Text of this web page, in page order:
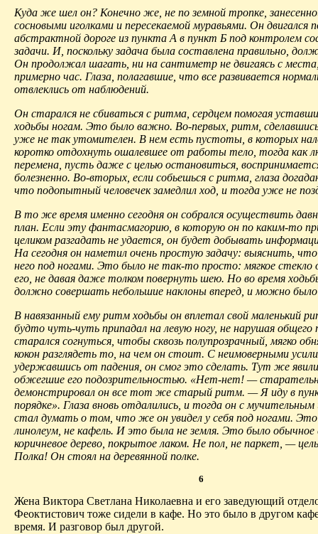
Куда же шел он? Конечно же, не по земной тропке,
сосновыми иголками и пересекаемой муравьями. Он двигался
абстрактной дороге из пункта А в пункт Б под контролем
задачи. И, поскольку задача была составлена правильно,
Он продолжал шагать, ни на сантиметр не двигаясь с
примерно час. Глаза, полагавшие, что все развивается
отвлеклись от наблюдений.
Он старался не сбиваться с ритма, сердцем помогая
ходьбы ногам. Это было важно. Во-первых, ритм,
уже не так утомителен. В нем есть пустоты, в которых
коротко отдохнуть ошалевшее от работы тело, тогда как
перемена, пусть даже с целью остановиться,
болезненно. Во-вторых, если собьешься с ритма, глаза
что подопытный человечек замедлил ход, и тогда уже не
В то же время именно сегодня он собрался осуществить
план. Если эту фантасмагорию, в которую он по каким-то
целиком разгадать не удается, он будет добывать
На сегодня он наметил очень простую задачу: выяснить,
него под ногами. Это было не так-то просто: мягкое стекло
его, не давая даже толком повернуть шею. Но во время
должно совершать небольшие наклоны вперед, и можно
В навязанный ему ритм ходьбы он вплетал свой маленький
будто чуть-чуть припадал на левую ногу, не нарушая общего
старался согнуться, чтобы сквозь полупрозрачный, мягко
кокон разглядеть то, на чем он стоит. С неимоверными
удержавшись от падения, он смог это сделать. Тут же
обжегшие его подозрительностью. «Нет-нет! —
демонстрировал он все тот же старый ритм. — Я иду в
порядке». Глаза вновь отдалились, и тогда он с мучительным
стал думать о том, что же он увидел у себя под ногами.
линолеум, не кафель. И это была не земля. Это было обычное
коричневое дерево, покрытое лаком. Не пол, не паркет, —
Полка! Он стоял на деревянной полке.
6
Жена Виктора Светлана Николаевна и его заведующий
Феоктистович тоже сидели в кафе. Но это было в другом
время. И разговор был другой.